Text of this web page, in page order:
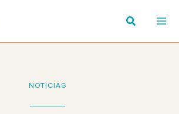
NOTICIAS